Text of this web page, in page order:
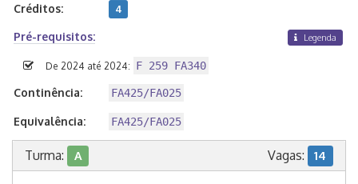
Créditos: 4
Pré-requisitos: Legenda
De 2024 até 2024: F 259 FA340
Continência: FA425/FA025
Equivalência: FA425/FA025
Turma: A Vagas: 14